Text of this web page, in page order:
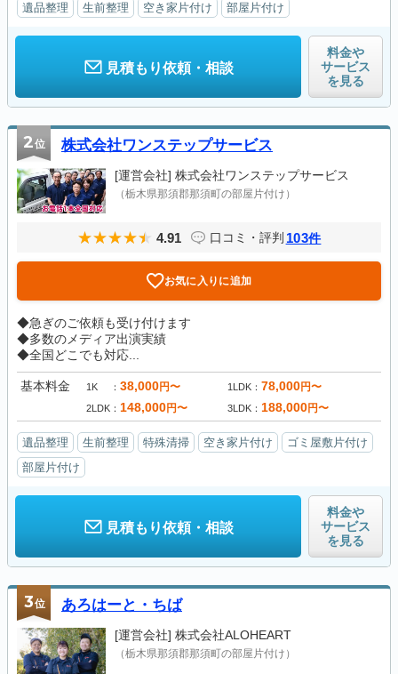
遺品整理 生前整理 空き家片付け 部屋片付け
見積もり依頼・相談
料金や
サービス
を見る
2位 株式会社ワンステップサービス
[運営会社] 株式会社ワンステップサービス
（栃木県那須郡那須町の部屋片付け）
4.91 口コミ・評判 103件
お気に入りに追加
◆急ぎのご依頼も受け付けます
◆多数のメディア出演実績
◆全国どこでも対応...
基本料金 1K 38,000円〜 1LDK 78,000円〜
2LDK 148,000円〜 3LDK 188,000円〜
遺品整理 生前整理 特殊清掃 空き家片付け
ゴミ屋敷片付け
部屋片付け
見積もり依頼・相談
料金や
サービス
を見る
3位 あろはーと・ちば
[運営会社] 株式会社ALOHEART
（栃木県那須郡那須町の部屋片付け）